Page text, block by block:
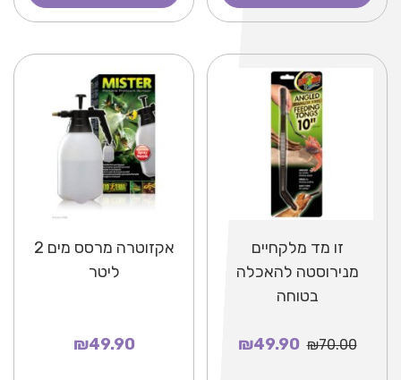
זו מד מלקחיים
מנירוסטה להאכלה
בטוחה
₪70.00
₪49.90
אקזוטרה מרסס מים 2
ליטר
₪49.90